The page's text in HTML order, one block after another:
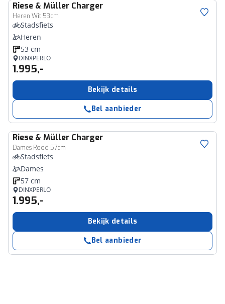
Riese & Müller Charger
Heren Wit 53cm
Stadsfiets
Heren
53 cm
DINXPERLO
1.995,-
Bekijk details
Bel aanbieder
Riese & Müller Charger
Dames Rood 57cm
Stadsfiets
Dames
57 cm
DINXPERLO
1.995,-
Bekijk details
Bel aanbieder